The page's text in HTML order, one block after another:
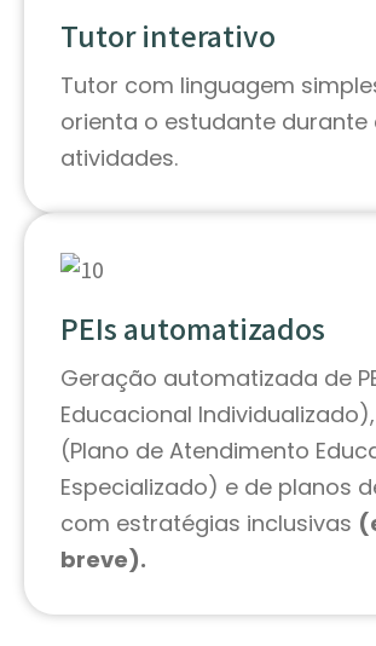
Tutor interativo
Tutor com linguagem
orienta o estudante durante
atividades.
PEIs automatizados
Geração automatizada de
Educacional Individualizado),
(Plano de Atendimento
Especializado) e de planos
com estratégias inclusivas
breve).